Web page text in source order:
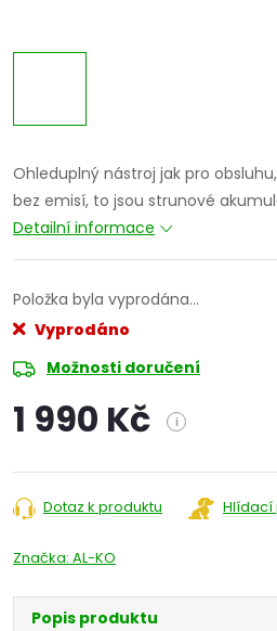
Ohleduplný nástroj jak pro
bez emisí, to jsou strunové
Detailní informace
Položka byla vyprodána…
Vyprodáno
Možnosti doručení
1 990 Kč i
cena:
Dotaz k produktu Hlídací
Značka: AL-KO
Popis produktu